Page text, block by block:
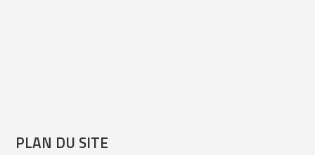
PLAN DU SITE